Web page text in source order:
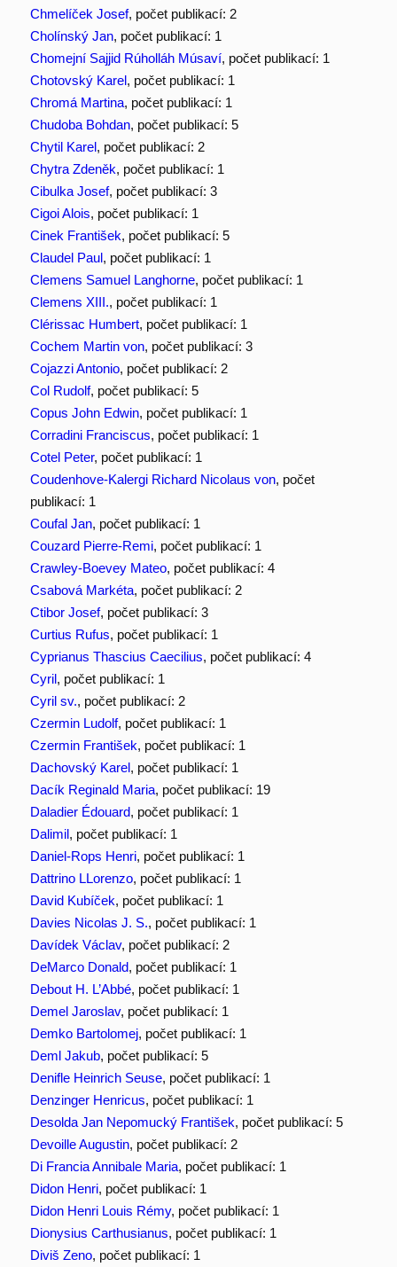
Chmelíček Josef, počet publikací: 2
Cholínský Jan, počet publikací: 1
Chomejní Sajjid Rúholláh Músaví, počet publikací: 1
Chotovský Karel, počet publikací: 1
Chromá Martina, počet publikací: 1
Chudoba Bohdan, počet publikací: 5
Chytil Karel, počet publikací: 2
Chytra Zdeněk, počet publikací: 1
Cibulka Josef, počet publikací: 3
Cigoi Alois, počet publikací: 1
Cinek František, počet publikací: 5
Claudel Paul, počet publikací: 1
Clemens Samuel Langhorne, počet publikací: 1
Clemens XIII., počet publikací: 1
Clérissac Humbert, počet publikací: 1
Cochem Martin von, počet publikací: 3
Cojazzi Antonio, počet publikací: 2
Col Rudolf, počet publikací: 5
Copus John Edwin, počet publikací: 1
Corradini Franciscus, počet publikací: 1
Cotel Peter, počet publikací: 1
Coudenhove-Kalergi Richard Nicolaus von, počet
publikací: 1
Coufal Jan, počet publikací: 1
Couzard Pierre-Remi, počet publikací: 1
Crawley-Boevey Mateo, počet publikací: 4
Csabová Markéta, počet publikací: 2
Ctibor Josef, počet publikací: 3
Curtius Rufus, počet publikací: 1
Cyprianus Thascius Caecilius, počet publikací: 4
Cyril, počet publikací: 1
Cyril sv., počet publikací: 2
Czermin Ludolf, počet publikací: 1
Czermin František, počet publikací: 1
Dachovský Karel, počet publikací: 1
Dacík Reginald Maria, počet publikací: 19
Daladier Édouard, počet publikací: 1
Dalimil, počet publikací: 1
Daniel-Rops Henri, počet publikací: 1
Dattrino LLorenzo, počet publikací: 1
David Kubíček, počet publikací: 1
Davies Nicolas J. S., počet publikací: 1
Davídek Václav, počet publikací: 2
DeMarco Donald, počet publikací: 1
Debout H. L’Abbé, počet publikací: 1
Demel Jaroslav, počet publikací: 1
Demko Bartolomej, počet publikací: 1
Deml Jakub, počet publikací: 5
Denifle Heinrich Seuse, počet publikací: 1
Denzinger Henricus, počet publikací: 1
Desolda Jan Nepomucký František, počet publikací: 5
Devoille Augustin, počet publikací: 2
Di Francia Annibale Maria, počet publikací: 1
Didon Henri, počet publikací: 1
Didon Henri Louis Rémy, počet publikací: 1
Dionysius Carthusianus, počet publikací: 1
Diviš Zeno, počet publikací: 1